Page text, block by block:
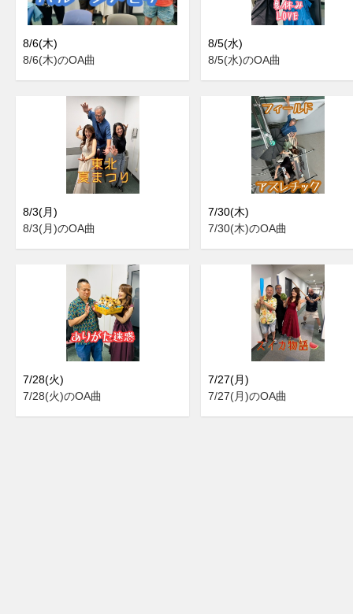
8/6(木)
8/6(木)のOA曲
8/5(水)
8/5(水)のOA曲
8/3(月)
8/3(月)のOA曲
7/30(木)
7/30(木)のOA曲
7/28(火)
7/28(火)のOA曲
7/27(月)
7/27(月)のOA曲